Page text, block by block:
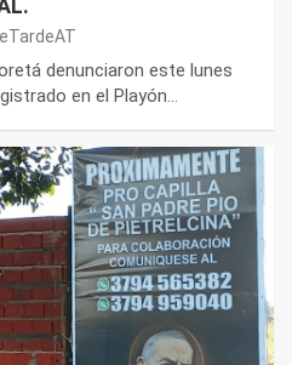
denunciaron este lunes
en el Playón…